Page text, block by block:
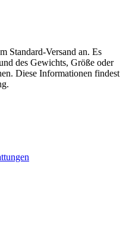
Standard-Versand an. Es
des Gewichts, Größe oder
Diese Informationen findest